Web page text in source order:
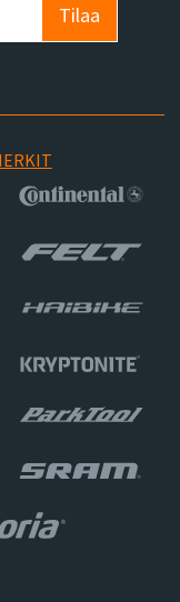
Tilaa